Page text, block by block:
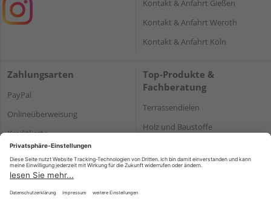
Kontakt & Anfahrt Gießen
Kontakt & Anfahrt Weroth
Kontakt & Anfahrt Köln
Zahlungsarten
PayPal
Onlineüberweisung
Kreditkarte
Rechnung*
*Bonität vorausgesetzt
Top-Produkte &
Fachberatung
Terrassendielen
Holz und Baustoffe